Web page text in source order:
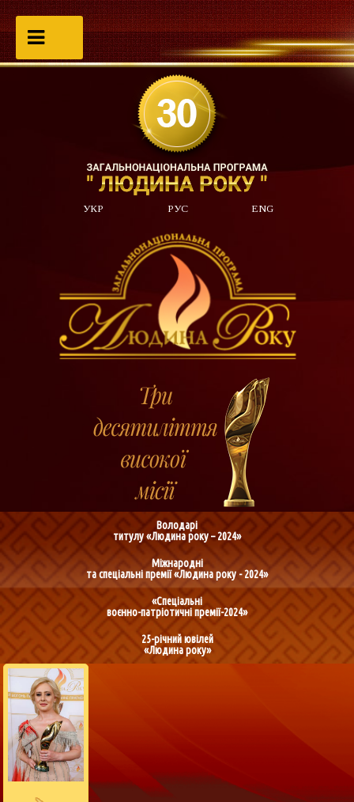
УКР РУС ENG
Володарі
титулу «Людина року – 2024»
Міжнародні
та спеціальні премії «Людина року - 2024»
«Спеціальні
воєнно-патріотичні премії-2024»
25-річний ювілей
«Людина року»